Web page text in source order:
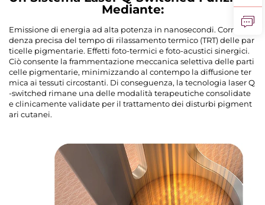
Mediante:
Emissione di energia ad alta potenza in nanosecondi. Corrispon
denza precisa del tempo di rilassamento termico (TRT) delle par
ticelle pigmentarie. Effetti foto-termici e foto-acustici sinergici.
Ciò consente la frammentazione meccanica selettiva delle parti
celle pigmentarie, minimizzando al contempo la diffusione ter
mica ai tessuti circostanti. Di conseguenza, la tecnologia laser Q
-switched rimane una delle modalità terapeutiche consolidate
e clinicamente validate per il trattamento dei disturbi pigment
ari cutanei.